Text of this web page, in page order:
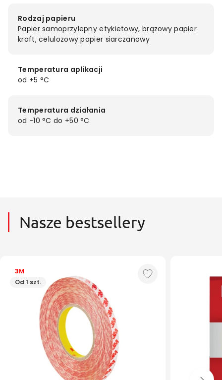
Rodzaj papieru
Papier samoprzylepny etykietowy, brązowy papier
kraft, celulozowy papier siarczanowy
Temperatura aplikacji
od +5 °C
Temperatura działania
od -10 °C do +50 °C
Nasze bestsellery
3M
Od 1 szt.